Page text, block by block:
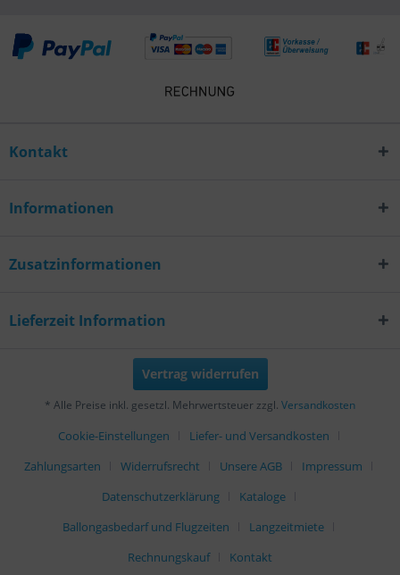
Kontakt
Informationen
Zusatzinformationen
Lieferzeit Information
Vertrag widerrufen
* Alle Preise inkl. gesetzl. Mehrwertsteuer zzgl. Versandkosten
Cookie-Einstellungen
Liefer- und Versandkosten
Zahlungsarten
Widerrufsrecht Unsere AGB
Impressum
Datenschutzerklärung
Kataloge
Ballongasbedarf und Flugzeiten
Langzeitmiete
Rechnungskauf
Kontakt